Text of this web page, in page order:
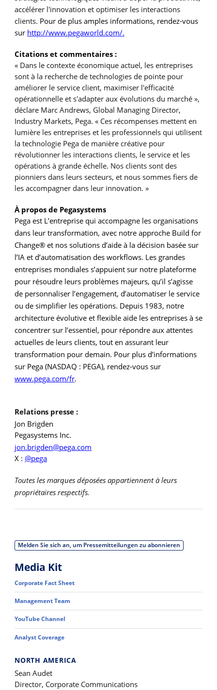
accélérer l'innovation et optimiser les interactions
clients. Pour de plus amples informations, rendez-vous
sur http://www.pegaworld.com/.
Citations et commentaires :
« Dans le contexte économique actuel, les entreprises
sont à la recherche de technologies de pointe pour
améliorer le service client, maximiser l'efficacité
opérationnelle et s'adapter aux évolutions du marché »,
déclare Marc Andrews, Global Managing Director,
Industry Markets, Pega. « Ces récompenses mettent en
lumière les entreprises et les professionnels qui utilisent
la technologie Pega de manière créative pour
révolutionner les interactions clients, le service et les
opérations à grande échelle. Nos clients sont des
pionniers dans leurs secteurs, et nous sommes fiers de
les accompagner dans leur innovation. »
À propos de Pegasystems
Pega est L’entreprise qui accompagne les organisations
dans leur transformation, avec notre approche Build for
Change® et nos solutions d’aide à la décision basée sur
l’IA et d’automatisation des workflows. Les grandes
entreprises mondiales s’appuient sur notre plateforme
pour résoudre leurs problèmes majeurs, qu’il s’agisse
de personnaliser l’engagement, d’automatiser le service
ou de simplifier les opérations. Depuis 1983, notre
architecture évolutive et flexible aide les entreprises à se
concentrer sur l’essentiel, pour répondre aux attentes
actuelles de leurs clients, tout en assurant leur
transformation pour demain. Pour plus d’informations
sur Pega (NASDAQ : PEGA), rendez-vous sur
www.pega.com/fr.
Relations presse :
Jon Brigden
Pegasystems Inc.
jon.brigden@pega.com
X : @pega
Toutes les marques déposées appartiennent à leurs
propriétaires respectifs.
Melden Sie sich an, um Pressemitteilungen zu abonnieren
Media Kit
Corporate Fact Sheet
Management Team
YouTube Channel
Analyst Coverage
NORTH AMERICA
Sean Audet
Director, Corporate Communications